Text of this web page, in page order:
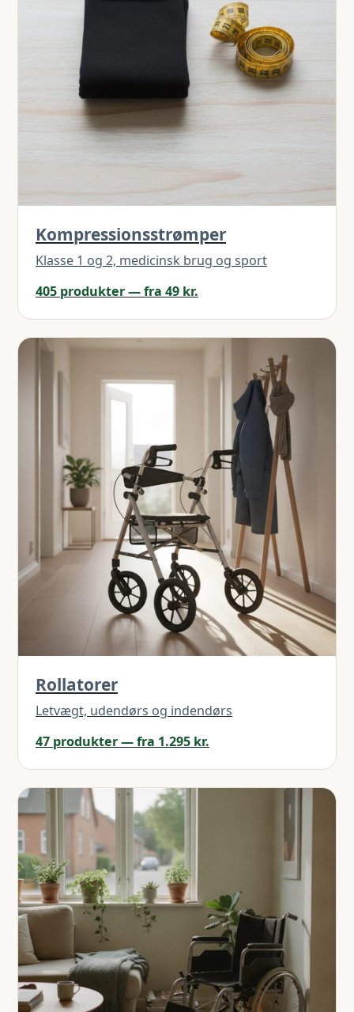
Kompressionsstrømper
Klasse 1 og 2, medicinsk brug og sport
405 produkter — fra 49 kr.
Rollatorer
Letvægt, udendørs og indendørs
47 produkter — fra 1.295 kr.